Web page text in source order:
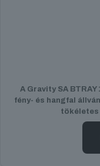
A Gravity SA
fény- és hangfal
tökéletes